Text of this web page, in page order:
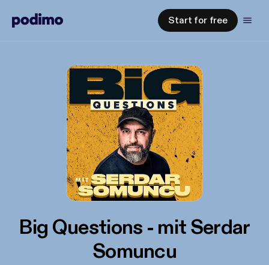
Start for free
Big Questions - mit Serdar
Somuncu